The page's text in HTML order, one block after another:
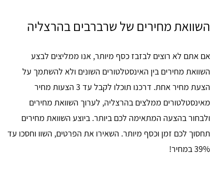
השוואת מחירים של שרברבים בהרצליה
אם אתם לא רוצים לבזבז כסף מיותר, אנו ממליצים לבצע
השוואת מחירים בין האינסטלטורים השונים ולא להשתמך על
הצעת מחיר אחת. דרכנו תוכלו לקבל עד 3 הצעות מחיר
מאינסטלטורים ממלצים בהרצליה, לערוך השוואת מחירים
ולבחור בהצעה המתאימה לכם ביותר. ביוצע השוואת מחירים
תחסוך לכם זמן וכסף מיותר. השאירו את הפרטים, השוו וחסכו עד
39% במחיר!